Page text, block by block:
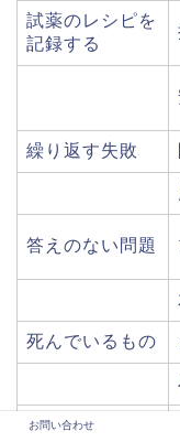
試薬のレシピを
記録する
繰り返す失敗
答えのない問題
死んでいるもの
茫然と見つめる
お問い合わせ